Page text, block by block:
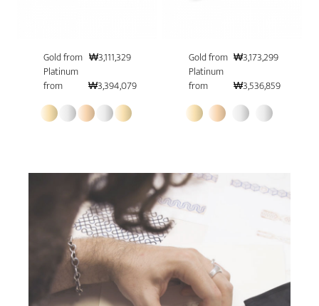
Gold from ₩3,111,329
Platinum
from
₩3,394,079
Gold from ₩3,173,299
Platinum
from
₩3,536,859